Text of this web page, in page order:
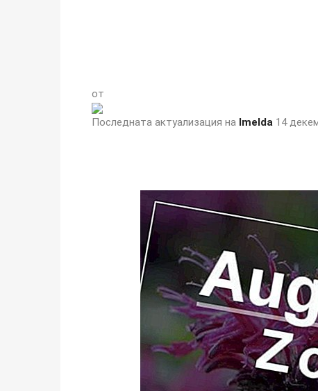
от
Последната актуализация на Imelda 14